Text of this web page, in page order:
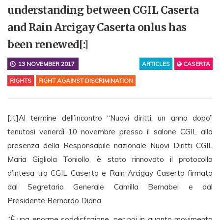
understanding between CGIL Caserta
and Rain Arcigay Caserta onlus has
been renewed[:]
ARTICLES CASERTA
13 NOVEMBER 2017
RIGHTS FIGHT AGAINST DISCRIMINATION
[:it]Al termine dell’incontro “Nuovi diritti: un anno dopo”
tenutosi venerdì 10 novembre presso il salone CGIL alla
presenza della Responsabile nazionale Nuovi Diritti CGIL
Maria Gigliola Toniollo, è stato rinnovato il protocollo
d’intesa tra CGIL Caserta e Rain Arcigay Caserta firmato
dal Segretario Generale Camilla Bernabei e dal
Presidente Bernardo Diana.